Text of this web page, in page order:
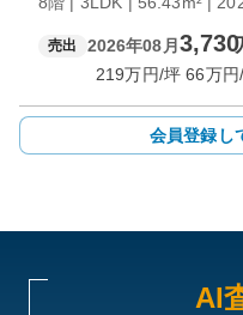
売出 2026年08月 3,730
219万円/坪 66万円
会員登録し
AI